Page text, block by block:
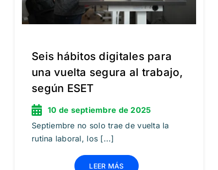
Seis hábitos digitales para
una vuelta segura al trabajo,
según ESET
10 de septiembre de 2025
Septiembre no solo trae de vuelta la
rutina laboral, los [...]
LEER MÁS